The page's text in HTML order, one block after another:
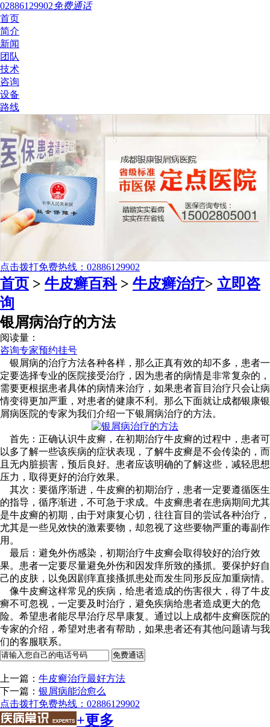
02886129902免费通话
首页
简介
新闻
团队
技术
咨询
设备
路线
点击拨打免费热线：02886129902
首页 > 牛皮癣百科> 牛皮癣治疗> 立即咨
询
银屑病治疗的方法
阅读量：
咨询专家预约挂号
银屑病的治疗方法各种各样，那么正真有效的却不多，患者一
定要选择专业的医院接受治疗，因为患者的病情是非常复杂的，
需要更根据患者具体的病情来治疗，如果患者盲目治疗只会让病
情变得更加严重，对患者的健康不利。那么下面就让成都银康银
屑病医院的专家为我们介绍一下银屑病治疗的方法。
首先：正确认识牛皮癣，在初期治疗牛皮癣的过程中，患者可
以多了解一些该疾病的症状表现，了解牛皮癣是不会传染的，而
且无内脏损害，预后良好。患者应该明确的了解这些，减轻思想
压力，取得更好的治疗效果。
其次：要循序渐进，牛皮癣的初期治疗，患者一定要遵循医生
的指导，循序渐进，不可急于求成。牛皮癣患者在患病期间尤其
是牛皮癣的初期，由于对康复心切，往往盲目的尝试各种治疗，
尤其是一些见效快的激素要物，却忽视了这些要物严重的毒副作
用。
最后：避免外伤感染，初期治疗牛皮癣会取得较好的治疗效
果。患者一定要尽量避免外伤和因发痒所致的搔抓。要保护好自
己的皮肤，以免因剧痒直接搔抓患处而发生同形反应加重病情。
像牛皮癣这样常见的疾病，给患者造成的伤害很大，得了牛皮
癣不可忽视，一定要及时治疗，避免疾病给患者造成更大的危
险。希望患者能尽早治疗尽早康复。通过以上成都牛皮癣医院的
专家的介绍，希望对患者有帮助，如果患者还有其他问题请与我
们的客服联系。
上一篇： 牛皮癣治疗最好方法
下一篇： 银屑病能治愈么
点击拨打免费热线：02886129902
+更多